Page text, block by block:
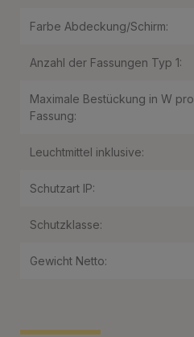
Farbe Abdeckung/Schirm:
Anzahl der Fassungen Typ 1:
Maximale Bestückung in W pro
Fassung:
Leuchtmittel inklusive:
Schutzart IP:
Schutzklasse:
Gewicht Netto: